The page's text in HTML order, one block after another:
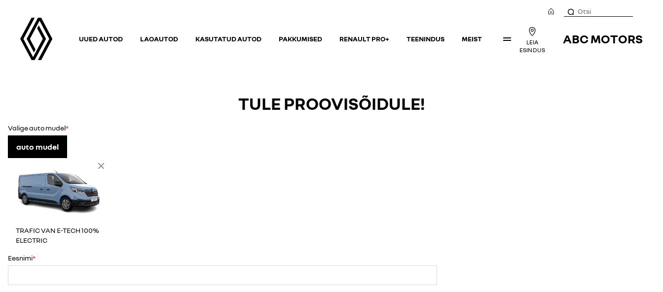
LEIA
ESINDUS
ABC MOTORS
UUED AUTOD LAOAUTOD KASUTATUD AUTOD PAKKUMISED RENAULT PRO+ TEENINDUS MEIST
TULE PROOVISÕIDULE!
Valige auto mudel
auto mudel
TRAFIC VAN E-TECH 100%
ELECTRIC
Eesnimi